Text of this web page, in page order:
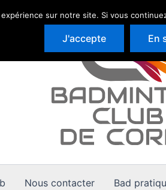
Nous contacter Bad
sur notre site. Si vous
J'accepte En